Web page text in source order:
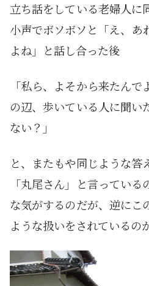
立ち話をしている老婦人に
小声でボソボソと「え、
よね」と話し合った後
「私ら、よそから来たん
の辺、歩いている人に聞い
ない？」
と、またもや同じような答
「丸尾さん」と言ってい
な気がするのだが、逆にこ
ような扱いをされているの